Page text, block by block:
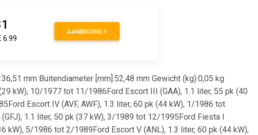
6.99
AANBIEDING
mm Buitendiameter [mm]:52,48 mm Gewicht (kg):0,05 kg
kW), 10/1977 tot 11/1986Ford Escort III (GAA), 1.1 liter, 55 pk (40
Escort IV (AVF, AWF), 1.3 liter, 60 pk (44 kW), 1/1986 tot
1.1 liter, 50 pk (37 kW), 3/1989 tot 12/1995Ford Fiesta I
kW), 5/1986 tot 2/1989Ford Escort V (ANL), 1.3 liter, 60 pk (44 kW),